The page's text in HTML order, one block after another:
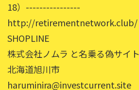
18）----------------
http://retirementnetwork.club/
SHOPLINE
株式会社ノムラ と名乗る偽サイト
北海道旭川市
haruminira@investcurrent.site